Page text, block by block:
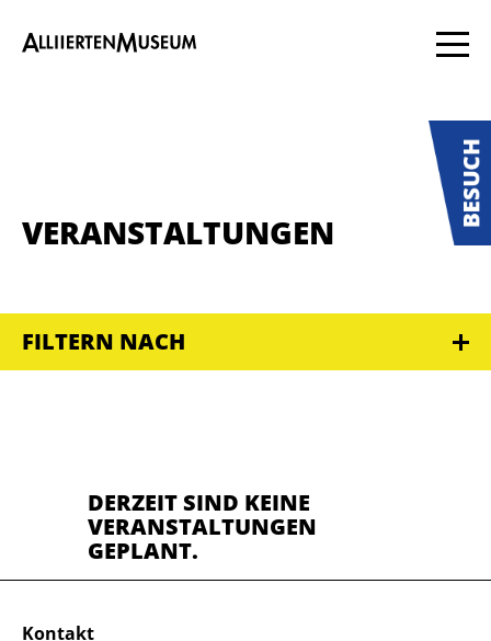
VERANSTALTUNGEN
FILTERN NACH
DERZEIT SIND KEINE
VERANSTALTUNGEN
GEPLANT.
Kontakt